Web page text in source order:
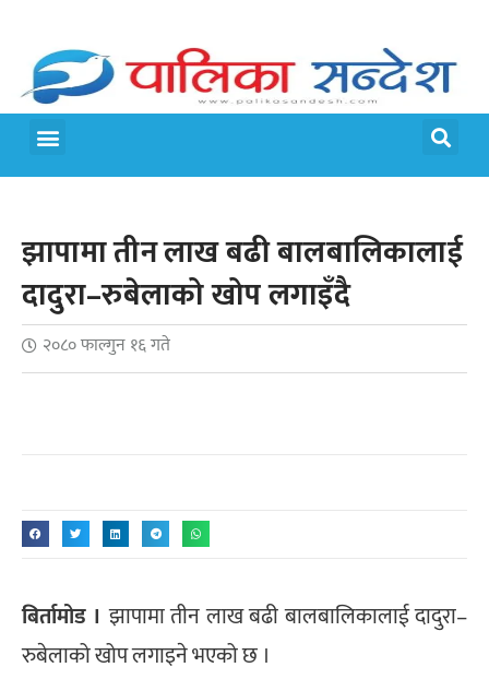
झापामा तीन लाख बढी बालबालिकालाई
दादुरा–रुबेलाको खोप लगाइँदै
२०८० फाल्गुन १६ गते
बिर्तामोड ।झापामा तीन लाख बढी बालबालिकालाई दादुरा–
रुबेलाको खोप लगाइने भएको छ ।